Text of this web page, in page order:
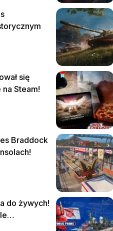
się
Steam!
Braddock
do żywych!